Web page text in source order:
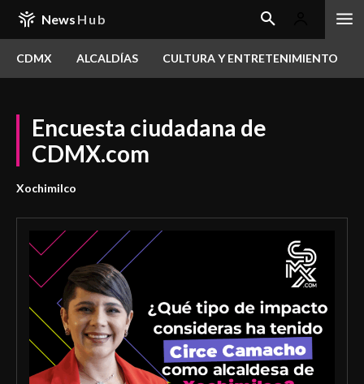
News Hub
CDMX ALCALDÍAS CULTURA Y ENTRETENIMIENTO
Encuesta ciudadana de
CDMX.com
Xochimilco